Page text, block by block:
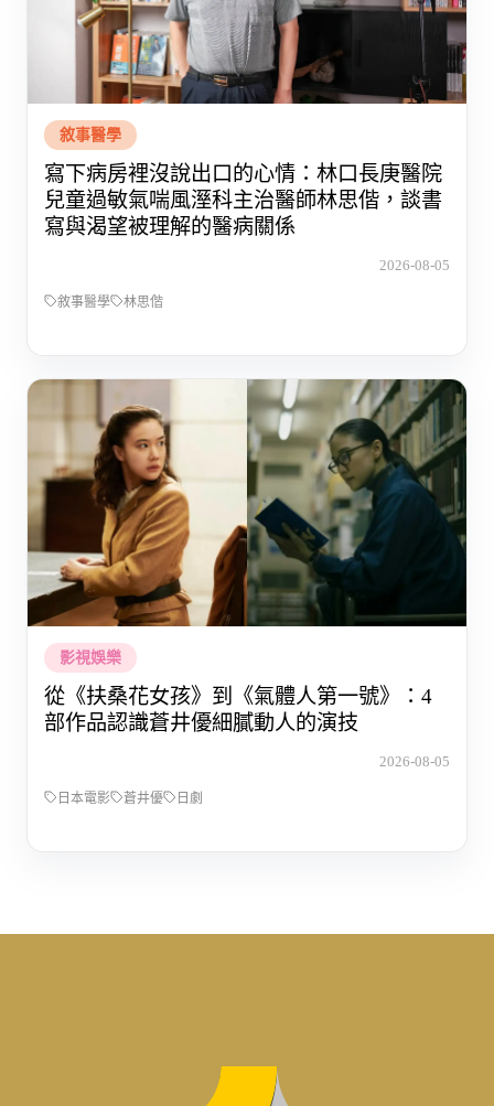
敘事醫學
寫下病房裡沒說出口的心情：林口長庚醫院
兒童過敏氣喘風溼科主治醫師林思偕，談書
寫與渴望被理解的醫病關係
2026-08-05
敘事醫學 林思偕
影視娛樂
從《扶桑花女孩》到《氣體人第一號》：4
部作品認識蒼井優細膩動人的演技
2026-08-05
日本電影 蒼井優 日劇